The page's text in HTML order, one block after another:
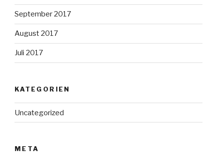
September 2017
August 2017
Juli 2017
KATEGORIEN
Uncategorized
META